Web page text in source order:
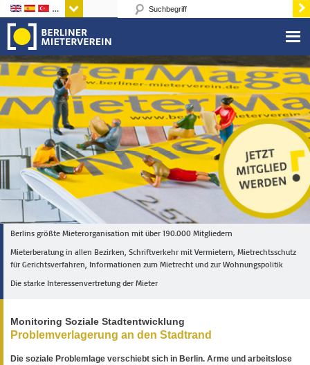
Sprachen
Berlins größte Mieterorganisation mit über 190.000 Mitgliedern
Mieterberatung in allen Bezirken, Schriftverkehr mit Vermietern, Mietrechtsschutz
für Gerichtsverfahren, Informationen zum Mietrecht und zur Wohnungspolitik
Die starke Interessenvertretung der Mieter
Monitoring Soziale Stadtentwicklung
Problemverlagerung an den Stadtrand
Die soziale Problemlage verschiebt sich in Berlin. Arme und arbeitslose